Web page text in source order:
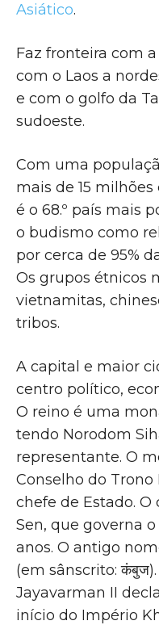
Asiático.
Faz fronteira com
com o Laos a
e com o golfo da
sudoeste.
Com uma
mais de 15
é o 68.º país mais
o budismo como
por cerca de 95%
Os grupos étnicos
vietnamitas,
tribos.
A capital e maior
centro político,
O reino é uma
tendo Norodom
representante. O
Conselho do Trono
chefe de Estado.
Sen, que governa
anos. O antigo
(em sânscrito:
Jayavarman II
início do Império